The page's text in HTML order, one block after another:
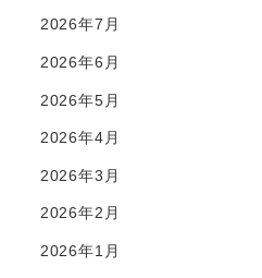
2026年7月
2026年6月
2026年5月
2026年4月
2026年3月
2026年2月
2026年1月